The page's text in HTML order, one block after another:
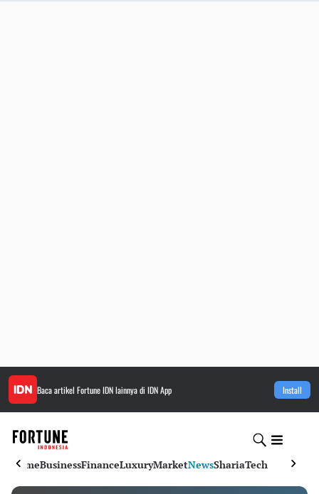
Baca artikel Fortune IDNlainnya di IDN App Install
HomeBusinessFinanceLuxuryMarketNewsShariaTech